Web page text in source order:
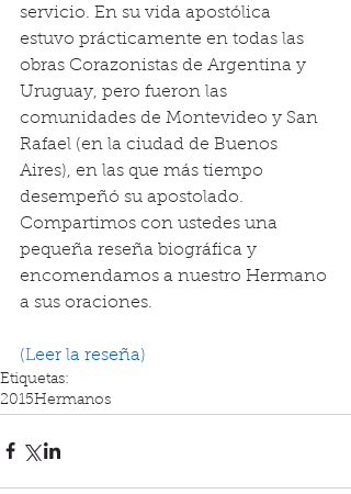
servicio. En su vida apostólica
estuvo prácticamente en todas las
obras Corazonistas de Argentina y
Uruguay, pero fueron las
comunidades de Montevideo y San
Rafael (en la ciudad de Buenos
Aires), en las que más tiempo
desempeñó su apostolado.
Compartimos con ustedes una
pequeña reseña biográfica y
encomendamos a nuestro Hermano
a sus oraciones.
(Leer la reseña)
Etiquetas:
2015Hermanos